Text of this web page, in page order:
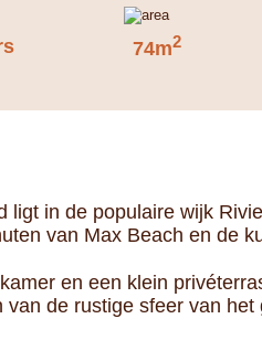
74m2
in de populaire wijk
van Max Beach en de
en een klein
de rustige sfeer van het